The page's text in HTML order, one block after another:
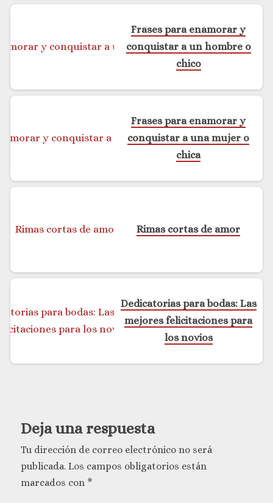
Frases para enamorar y
conquistar a un hombre o
chico
Frases para enamorar y
conquistar a una mujer o
chica
Rimas cortas de amor
Dedicatorias para bodas: Las
mejores felicitaciones para
los novios
Deja una respuesta
Tu dirección de correo electrónico no será
publicada. Los campos obligatorios están
marcados con *